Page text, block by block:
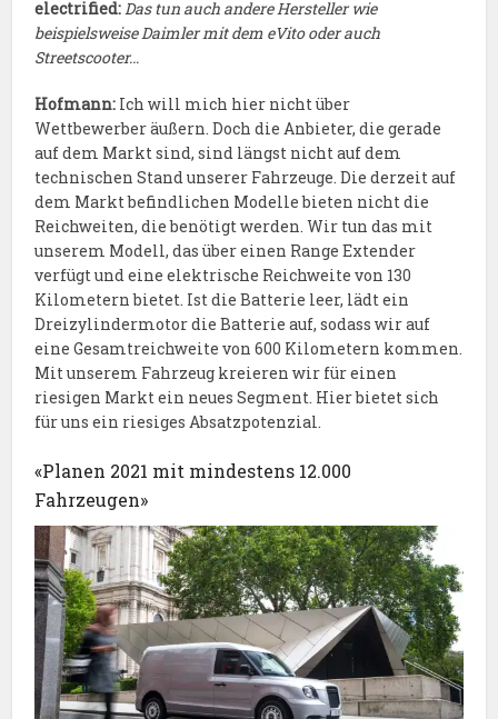
electrified:Das tun auch andere Hersteller wie
beispielsweise Daimler mit dem eVito oder auch
Streetscooter…
Hofmann: Ich will mich hier nicht über
Wettbewerber äußern. Doch die Anbieter, die gerade
auf dem Markt sind, sind längst nicht auf dem
technischen Stand unserer Fahrzeuge. Die derzeit auf
dem Markt befindlichen Modelle bieten nicht die
Reichweiten, die benötigt werden. Wir tun das mit
unserem Modell, das über einen Range Extender
verfügt und eine elektrische Reichweite von 130
Kilometern bietet. Ist die Batterie leer, lädt ein
Dreizylindermotor die Batterie auf, sodass wir auf
eine Gesamtreichweite von 600 Kilometern kommen.
Mit unserem Fahrzeug kreieren wir für einen
riesigen Markt ein neues Segment. Hier bietet sich
für uns ein riesiges Absatzpotenzial.
«Planen 2021 mit mindestens 12.000
Fahrzeugen»